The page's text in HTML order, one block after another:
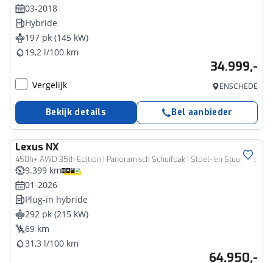
03-2018
Hybride
197 pk (145 kW)
19,2 l/100 km
34.999,-
Vergelijk ENSCHEDE
Bekijk details Bel aanbieder
Lexus NX
450h+ AWD 35th Edition | Panoramisch Schuifdak | Stoel- en Stuurverwarming | Lexus Link + |
9.399 km
01-2026
Plug-in hybride
292 pk (215 kW)
69 km
31,3 l/100 km
64.950,-